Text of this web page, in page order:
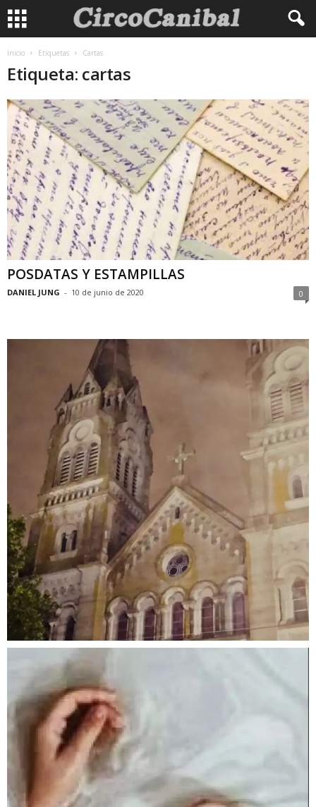
Inicio Etiquetas Cartas
Etiqueta: cartas
POSDATAS Y ESTAMPILLAS
DANIEL JUNG - 10 de junio de 2020 0